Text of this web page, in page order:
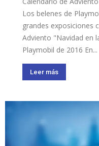
Los belenes de
grandes exposiciones
Adviento "Navidad en
Playmobil de 2016 En...
Leer más